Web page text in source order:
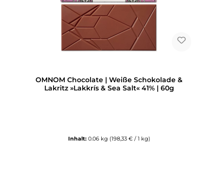
OMNOM Chocolate | Weiße Schokolade &
Lakritz »Lakkrís & Sea Salt« 41% | 60g
Inhalt: 0.06 kg (198,33 € / 1 kg)